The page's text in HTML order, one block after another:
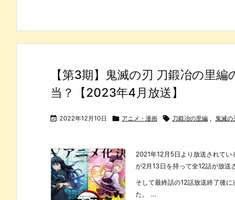
【第3期】鬼滅の刃 刀鍛冶の里
当？【2023年4月放送】
 2022年12月10日  アニメ・漫画  刀鍛冶の里編 , 鬼滅の
2021年12月5日より放送されてい
が2月13日を持って全12話が放送
そして最終話の12話放送終了後
た。 ...